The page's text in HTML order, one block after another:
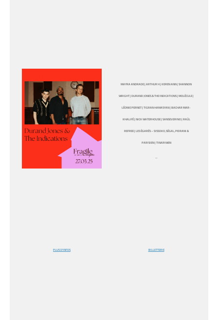
MAYRA ANDRADE| ARTHUR H | KEREN ANN | SHANNON
WRIGHT | DURAND JONES & THE INDICATIONS| MOLÉCULE |
LÉONIE PERNET | TIGRAN HAMASYAN | BACHAR MAR-
KHALIFÉ| NICK WATERHOUSE | SANSEVERINO| RAÜL
REFREE | LES ÉGARÉS – SISSOKO, SÉGAL, PEIRANI &
PARISIEN | TINARIWEN
…
PLUS D’INFOS BILLETTERIE